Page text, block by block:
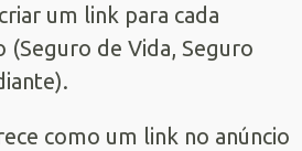
um link para cada
(Seguro de Vida, Seguro
como um link no anúncio